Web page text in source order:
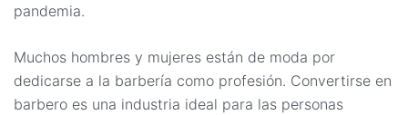
pandemia.
Muchos hombres y mujeres están de moda por
dedicarse a la barbería como profesión. Convertirse en
barbero es una industria ideal para las personas